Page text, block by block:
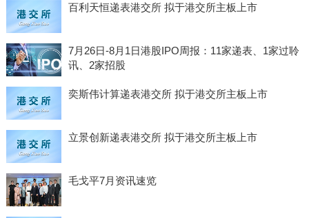
百利天恒递表港交所 拟于港交所主板上市
7月26日-8月1日港股IPO周报：11家递表、1家过聆
讯、2家招股
奕斯伟计算递表港交所 拟于港交所主板上市
立景创新递表港交所 拟于港交所主板上市
毛戈平7月资讯速览